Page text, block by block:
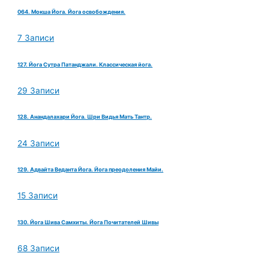
064. Мокша Йога. Йога освобождения.
7 Записи
127. Йога Сутра Патанджали. Классическая йога.
29 Записи
128. Анандалахари Йога. Шри Видья Мать Тантр.
24 Записи
129. Адвайта Веданта Йога. Йога преодоления Майи.
15 Записи
130. Йога Шива Самхиты. Йога Почитателей Шивы
68 Записи